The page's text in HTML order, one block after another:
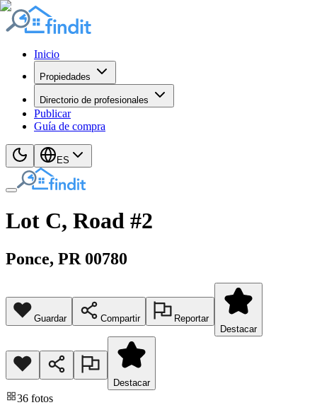
Inicio
Propiedades
Directorio de profesionales
Publicar
Guía de compra
ES
Lot C, Road #2
Ponce, PR 00780
Guardar Compartir
Reportar
Destacar
Destacar
36 fotos